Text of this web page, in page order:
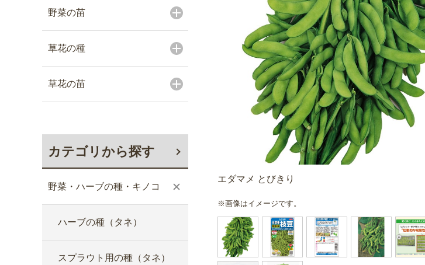
野菜の苗
草花の種
草花の苗
カテゴリから探す
野菜・ハーブの種・キノコ
ハーブの種（タネ）
スプラウト用の種（タネ）
エダマメ とびきり
※画像はイメージです。